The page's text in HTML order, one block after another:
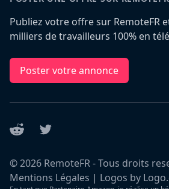
Publiez votre offre sur RemoteFR
milliers de travailleurs 100% en
Poster votre annonce
Reddit Twitter
©2026 RemoteFR - Tous droits
Mentions Légales | Logos by